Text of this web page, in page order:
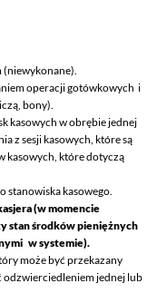
(niewykonane).
operacji gotówkowych i
bony).
kasowych w obrębie jednej
z sesji kasowych, które są
kasowych, które dotyczą
stanowiska kasowego.
(w momencie
stan środków pieniężnych
w systemie).
może być przekazany
odzwierciedleniem jednej lub